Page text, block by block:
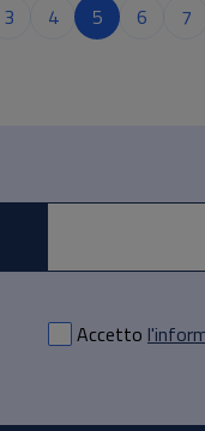
3 4 5 6 7
Accetto